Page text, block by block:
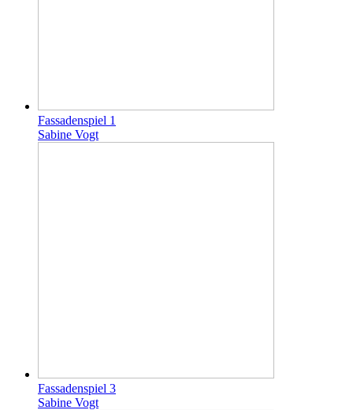
Fassadenspiel 1
Sabine Vogt
Fassadenspiel 3
Sabine Vogt